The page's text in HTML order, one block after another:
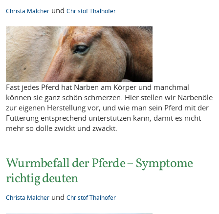
Christa Malcher undChristof Thalhofer
Fast jedes Pferd hat Narben am Körper und manchmal
können sie ganz schön schmerzen. Hier stellen wir Narbenöle
zur eigenen Herstellung vor, und wie man sein Pferd mit der
Fütterung entsprechend unterstützen kann, damit es nicht
mehr so dolle zwickt und zwackt.
Wurmbefall der Pferde – Symptome
richtig deuten
Christa Malcher undChristof Thalhofer